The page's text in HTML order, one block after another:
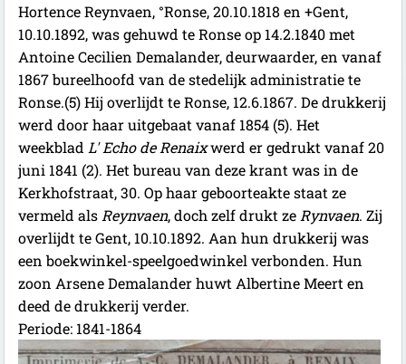
Hortence Reynvaen, °Ronse, 20.10.1818 en +Gent,
10.10.1892, was gehuwd te Ronse op 14.2.1840 met
Antoine Cecilien Demalander, deurwaarder, en vanaf
1867 bureelhoofd van de stedelijk administratie te
Ronse.(5) Hij overlijdt te Ronse, 12.6.1867. De drukkerij
werd door haar uitgebaat vanaf 1854 (5). Het
weekblad L' Echo de Renaixwerd er gedrukt vanaf 20
juni 1841 (2). Het bureau van deze krant was in de
Kerkhofstraat, 30. Op haar geboorteakte staat ze
vermeld als Reynvaen, doch zelf drukt ze Rynvaen. Zij
overlijdt te Gent, 10.10.1892. Aan hun drukkerij was
een boekwinkel-speelgoedwinkel verbonden. Hun
zoon Arsene Demalander huwt Albertine Meert en
deed de drukkerij verder.
Periode: 1841-1864